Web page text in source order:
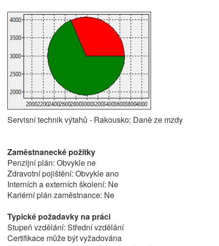
Servisní technik výtahů - Rakousko: Daně ze mzdy
Zaměstnanecké požitky
Penzijní plán: Obvykle ne
Zdravotní pojištění: Obvykle ano
Interních a externích školení: Ne
Kariérní plán zaměstnance: Ne
Typické požadavky na práci
Stupeň vzdělání: Střední vzdělání
Certifikace může být vyžadována